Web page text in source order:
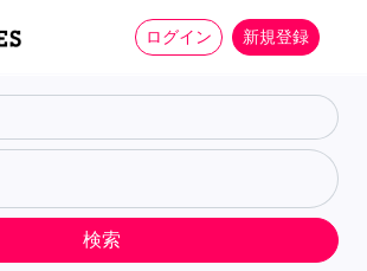
ログイン 新規登録
検索